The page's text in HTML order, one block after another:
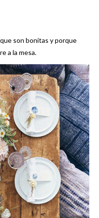
son bonitas y porque
a la mesa.